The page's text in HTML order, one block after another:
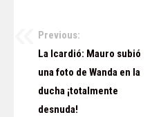
Navegación
entradas
Previous:
La Icardió: Mauro subió
una foto de Wanda en la
ducha ¡totalmente
desnuda!